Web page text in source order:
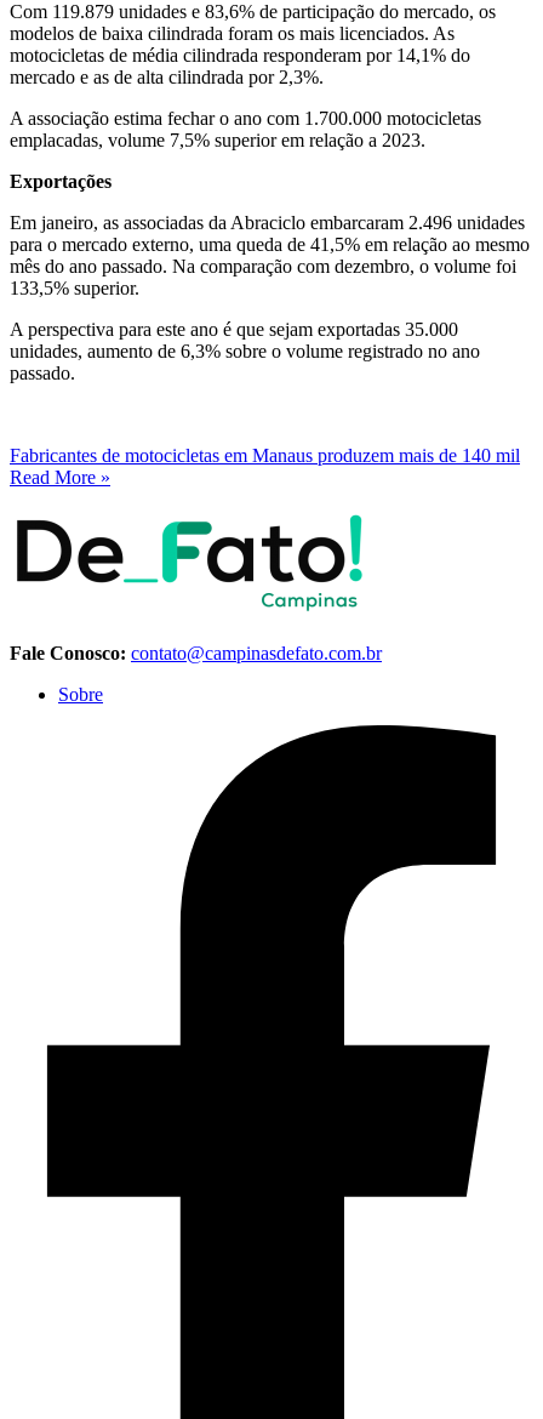
Com 119.879 unidades e 83,6% de participação do mercado, os
modelos de baixa cilindrada foram os mais licenciados. As
motocicletas de média cilindrada responderam por 14,1% do
mercado e as de alta cilindrada por 2,3%.
A associação estima fechar o ano com 1.700.000 motocicletas
emplacadas, volume 7,5% superior em relação a 2023.
Exportações
Em janeiro, as associadas da Abraciclo embarcaram 2.496 unidades
para o mercado externo, uma queda de 41,5% em relação ao mesmo
mês do ano passado. Na comparação com dezembro, o volume foi
133,5% superior.
A perspectiva para este ano é que sejam exportadas 35.000
unidades, aumento de 6,3% sobre o volume registrado no ano
passado.
Fabricantes de motocicletas em Manaus produzem mais de 140 mil
Read More »
Fale Conosco: contato@campinasdefato.com.br
Sobre